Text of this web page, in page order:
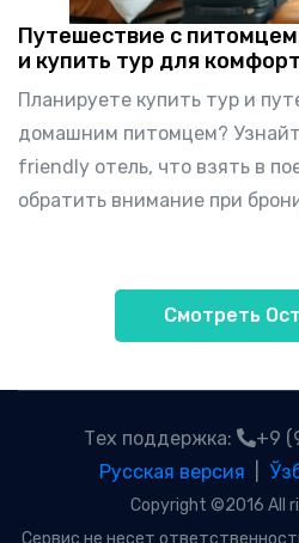
Путешествие с
и купить тур для
Планируете купить тур и
домашним питомцем?
friendly отель, что взять в
обратить внимание при
Смотреть
Тех поддержка:
+9
Русская версия
Copyright ©2016 All
Сервис не несет